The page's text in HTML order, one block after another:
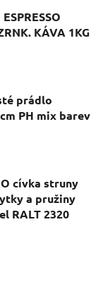
KÁVA 1KG
prádlo
PH mix barev
cívka struny
a pružiny
RALT 2320